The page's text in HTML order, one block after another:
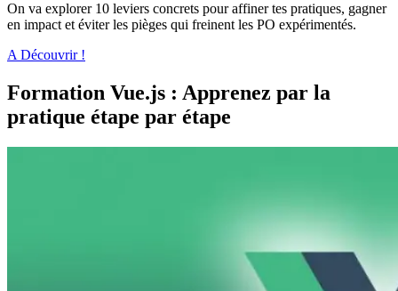
On va explorer 10 leviers concrets pour affiner tes pratiques, gagner
en impact et éviter les pièges qui freinent les PO expérimentés.
A Découvrir !
Formation Vue.js : Apprenez par la
pratique étape par étape